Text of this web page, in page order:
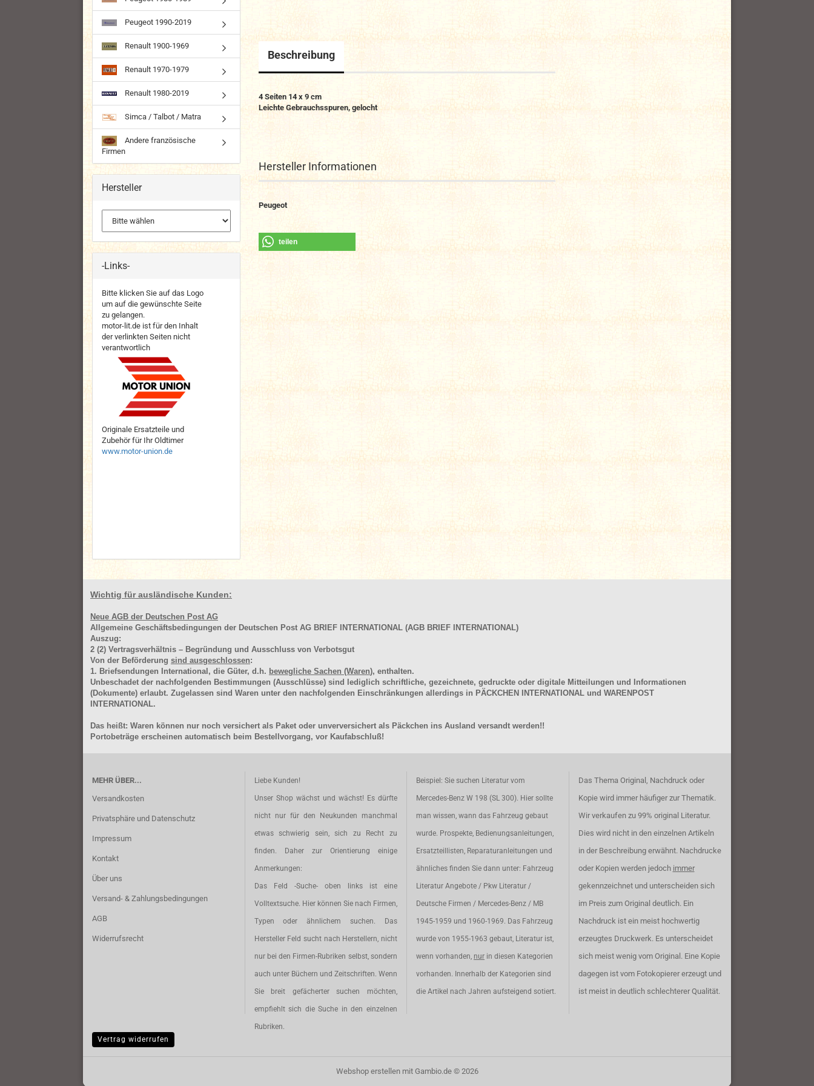
Beschreibung
4 Seiten 14 x 9 cm
Leichte Gebrauchsspuren, gelocht
Hersteller Informationen
Peugeot
teilen
Peugeot 1990-2019
Renault 1900-1969
Renault 1970-1979
Renault 1980-2019
Simca / Talbot / Matra
Andere französische
Firmen
Hersteller
-Links-
Bitte klicken Sie auf das Logo
um auf die gewünschte Seite
zu gelangen.
motor-lit.de ist für den Inhalt
der verlinkten Seiten nicht
verantwortlich
Originale Ersatzteile und
Zubehör für Ihr Oldtimer
www.motor-union.de
Wichtig für ausländische Kunden:
Neue AGB der Deutschen Post AG
Allgemeine Geschäftsbedingungen der Deutschen Post AG BRIEF INTERNATIONAL (AGB BRIEF INTERNATIONAL)
Auszug:
2 (2) Vertragsverhältnis – Begründung und Ausschluss von Verbotsgut
Von der Beförderung sind ausgeschlossen:
1. Briefsendungen International, die Güter, d.h. bewegliche Sachen (Waren), enthalten.
Unbeschadet der nachfolgenden Bestimmungen (Ausschlüsse) sind lediglich schriftliche, gezeichnete, gedruckte oder digitale Mitteilungen und Informationen
(Dokumente) erlaubt. Zugelassen sind Waren unter den nachfolgenden Einschränkungen allerdings in PÄCKCHEN INTERNATIONAL und WARENPOST
INTERNATIONAL.
Das heißt: Waren können nur noch versichert als Paket oder unverversichert als Päckchen ins Ausland versandt werden!!
Portobeträge erscheinen automatisch beim Bestellvorgang, vor Kaufabschluß!
MEHR ÜBER...
Versandkosten
Privatsphäre und Datenschutz
Impressum
Kontakt
Über uns
Versand- & Zahlungsbedingungen
AGB
Widerrufsrecht
Liebe Kunden!
Unser Shop wächst und wächst! Es dürfte
nicht nur für den Neukunden manchmal
etwas schwierig sein, sich zu Recht zu
finden. Daher zur Orientierung einige
Anmerkungen:
Das Feld -Suche- oben links ist eine
Volltextsuche. Hier können Sie nach Firmen,
Typen oder ähnlichem suchen. Das
Hersteller Feld sucht nach Herstellern, nicht
nur bei den Firmen-Rubriken selbst, sondern
auch unter Büchern und Zeitschriften. Wenn
Sie breit gefächerter suchen möchten,
empfiehlt sich die Suche in den einzelnen
Rubriken.
Beispiel: Sie suchen Literatur vom
Mercedes-Benz W 198 (SL 300). Hier sollte
man wissen, wann das Fahrzeug gebaut
wurde. Prospekte, Bedienungsanleitungen,
Ersatzteillisten, Reparaturanleitungen und
ähnliches finden Sie dann unter: Fahrzeug
Literatur Angebote / Pkw Literatur /
Deutsche Firmen / Mercedes-Benz / MB
1945-1959 und 1960-1969. Das Fahrzeug
wurde von 1955-1963 gebaut, Literatur ist,
wenn vorhanden, nur in diesen Kategorien
vorhanden. Innerhalb der Kategorien sind
die Artikel nach Jahren aufsteigend sotiert.
Das Thema Original, Nachdruck oder
Kopie wird immer häufiger zur Thematik.
Wir verkaufen zu 99% original Literatur.
Dies wird nicht in den einzelnen Artikeln
in der Beschreibung erwähnt. Nachdrucke
oder Kopien werden jedoch immer
gekennzeichnet und unterscheiden sich
im Preis zum Original deutlich. Ein
Nachdruck ist ein meist hochwertig
erzeugtes Druckwerk. Es unterscheidet
sich meist wenig vom Original. Eine Kopie
dagegen ist vom Fotokopierer erzeugt und
ist meist in deutlich schlechterer Qualität.
Vertrag widerrufen
Webshop erstellenmit Gambio.de © 2026